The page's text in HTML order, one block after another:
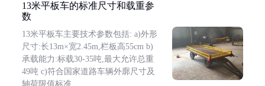
13米平板车的标准尺寸和载重参
数
13米平板车主要技术参数包括: a)外形
尺寸:长13m×宽2.45m,栏板高55cm b)
承载能力:标载30-35吨,最大允许总重
49吨 c)符合国家道路车辆外廓尺寸及
轴荷限值标准